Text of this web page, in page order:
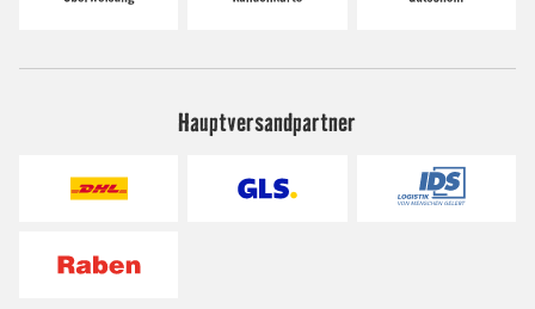
Hauptversandpartner